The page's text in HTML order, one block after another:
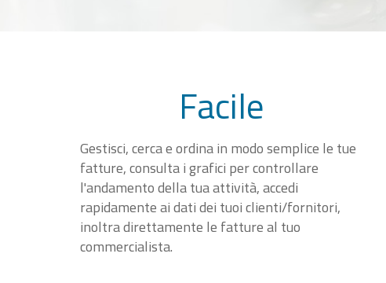
Facile
Gestisci, cerca e ordina in modo semplice le tue
fatture, consulta i grafici per controllare
l'andamento della tua attività, accedi
rapidamente ai dati dei tuoi clienti/fornitori,
inoltra direttamente le fatture al tuo
commercialista.